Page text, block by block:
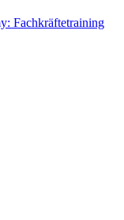
Fachkräftetraining